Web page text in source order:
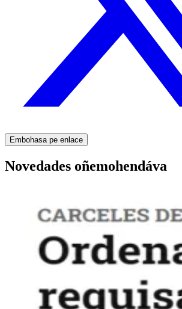
Embohasa pe enlace
Novedades oñemohendáva